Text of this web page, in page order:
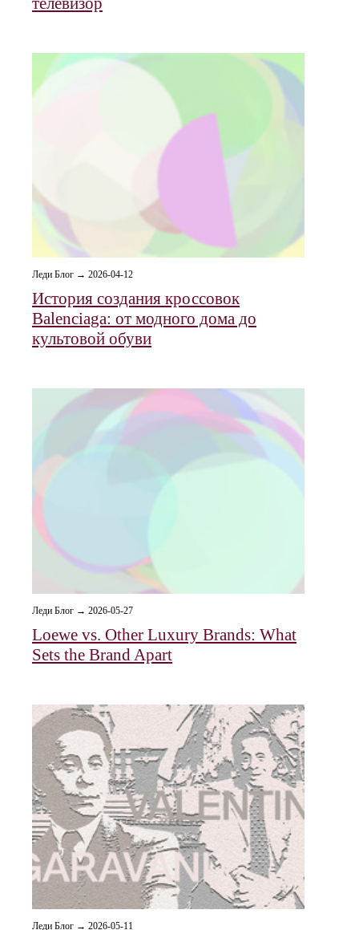
Леди Блог → 2026-04-12
История создания кроссовок
Balenciaga: от модного дома до
культовой обуви
Леди Блог → 2026-05-27
Loewe vs. Other Luxury Brands: What
Sets the Brand Apart
Леди Блог → 2026-05-11